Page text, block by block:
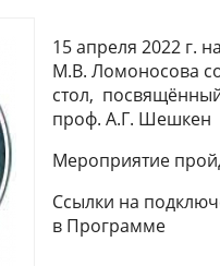
15 апреля 2022 г.
М.В. Ломоносова
стол,
проф. А.Г. Шешкен
Мероприятие
Ссылки на
в Программе